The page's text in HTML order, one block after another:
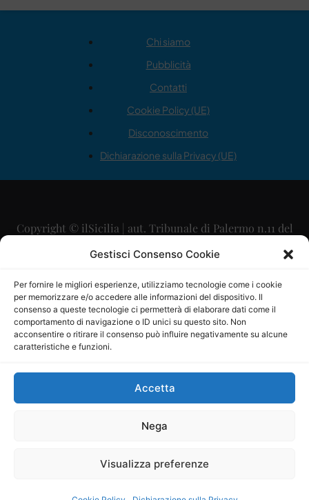
Gestisci Consenso Cookie
Per fornire le migliori esperienze, utilizziamo tecnologie come i cookie
per memorizzare e/o accedere alle informazioni del dispositivo. Il
consenso a queste tecnologie ci permetterà di elaborare dati come il
comportamento di navigazione o ID unici su questo sito. Non
acconsentire o ritirare il consenso può influire negativamente su alcune
caratteristiche e funzioni.
Accetta
Nega
Visualizza preferenze
Chi siamo
Pubblicità
Contatti
Cookie Policy (UE)
Disconoscimento
Dichiarazione sulla Privacy (UE)
Copyright © ilSicilia | aut. Tribunale di Palermo n.11 del
29/09/2015
Direttore Editoriale: Maurizio Scaglione
Direttore Responsabile: Maria Calabrese
P.IVA: 06334930820
Mercurio Comunicazione Società Cooperativa a r.l. è
iscritta al Registro degli Operatori di Comunicazione al
Sito gestito daLa Digitale srl–info@ladigitale.it